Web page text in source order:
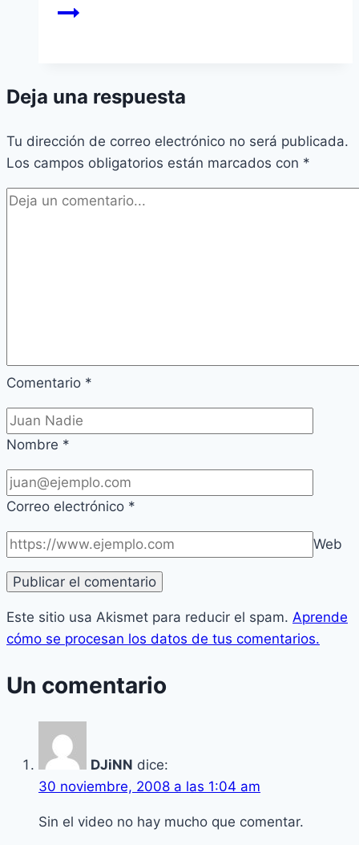
Deja una respuesta
Tu dirección de correo electrónico no será publicada.
Los campos obligatorios están marcados con *
Comentario *
Nombre *
Correo electrónico *
Web
Este sitio usa Akismet para reducir el spam. Aprende
cómo se procesan los datos de tus comentarios.
Un comentario
DJiNN dice:
30 noviembre, 2008 a las 1:04 am
Sin el video no hay mucho que comentar.